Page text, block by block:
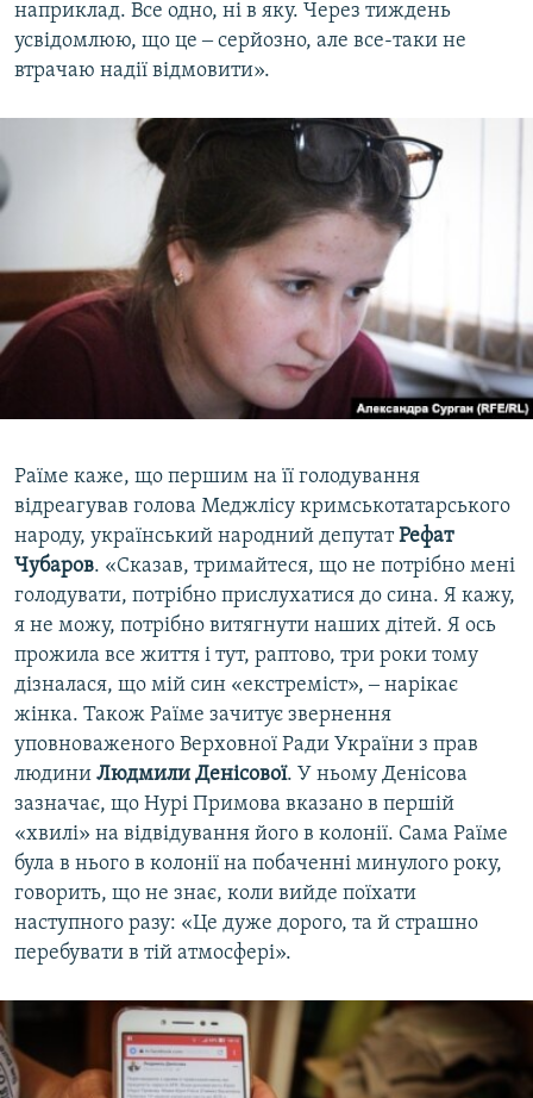
наприклад. Все одно, ні в яку. Через тиждень
усвідомлюю, що це ‒ серйозно, але все-таки не
втрачаю надії відмовити».
Раїме каже, що першим на її голодування
відреагував голова Меджлісу кримськотатарського
народу, український народний депутатРефат
Чубаров. «Сказав, тримайтеся, що не потрібно мені
голодувати, потрібно прислухатися до сина. Я кажу,
я не можу, потрібно витягнути наших дітей. Я ось
прожила все життя і тут, раптово, три роки тому
дізналася, що мій син «екстреміст», ‒ нарікає
жінка. Також Раїме зачитує звернення
уповноваженого Верховної Ради України з прав
людини Людмили Денісової. У ньому Денісова
зазначає, що Нурі Примова вказано в першій
«хвилі» на відвідування його в колонії. Сама Раїме
була в нього в колонії на побаченні минулого року,
говорить, що не знає, коли вийде поїхати
наступного разу: «Це дуже дорого, та й страшно
перебувати в тій атмосфері».